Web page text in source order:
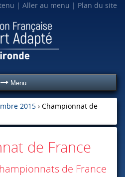
Aller au menu Plan du site
Menu
2015 ›Championnat de
de France
de France